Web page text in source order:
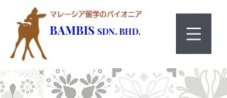
マレーシア留学のパイオニア
BAMBIS SDN. BHD.